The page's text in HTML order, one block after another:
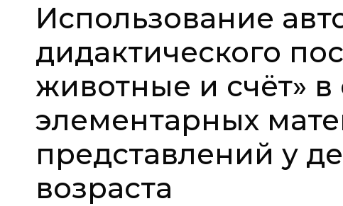
Использование
дидактического
животные и счёт»
элементарных
представлений у
возраста